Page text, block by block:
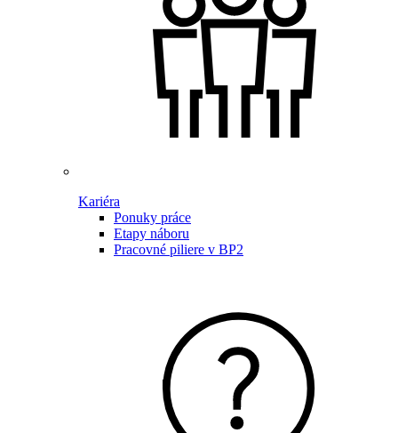
Kariéra
Ponuky práce
Etapy náboru
Pracovné piliere v BP2